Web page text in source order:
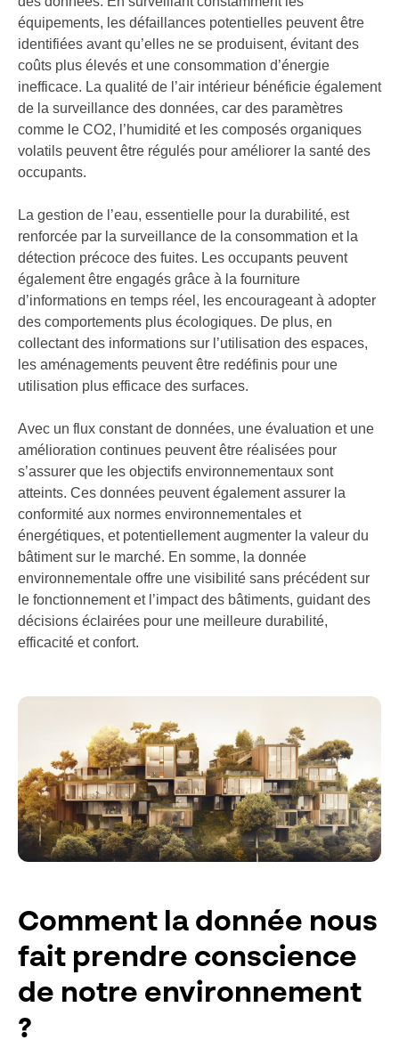
équipements, les défaillances potentielles peuvent être
identifiées avant qu’elles ne se produisent, évitant des
coûts plus élevés et une consommation d’énergie
inefficace. La qualité de l’air intérieur bénéficie également
de la surveillance des données, car des paramètres
comme le CO2, l’humidité et les composés organiques
volatils peuvent être régulés pour améliorer la santé des
occupants.
La gestion de l’eau, essentielle pour la durabilité, est
renforcée par la surveillance de la consommation et la
détection précoce des fuites. Les occupants peuvent
également être engagés grâce à la fourniture
d’informations en temps réel, les encourageant à adopter
des comportements plus écologiques. De plus, en
collectant des informations sur l’utilisation des espaces,
les aménagements peuvent être redéfinis pour une
utilisation plus efficace des surfaces.
Avec un flux constant de données, une évaluation et une
amélioration continues peuvent être réalisées pour
s’assurer que les objectifs environnementaux sont
atteints. Ces données peuvent également assurer la
conformité aux normes environnementales et
énergétiques, et potentiellement augmenter la valeur du
bâtiment sur le marché. En somme, la donnée
environnementale offre une visibilité sans précédent sur
le fonctionnement et l’impact des bâtiments, guidant des
décisions éclairées pour une meilleure durabilité,
efficacité et confort.
Comment la donnée nous
fait prendre conscience
de notre environnement
?